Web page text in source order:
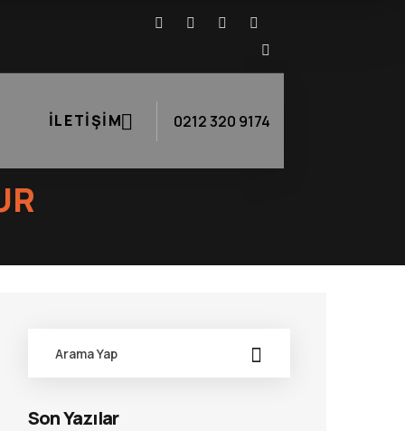
İLETIŞIM 0212 320 9174
Son Yazılar